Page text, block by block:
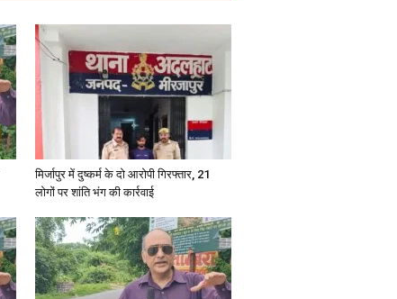
मिर्जापुर में दुष्कर्म के दो आरोपी गिरफ्तार, 21
लोगों पर शांति भंग की कार्रवाई